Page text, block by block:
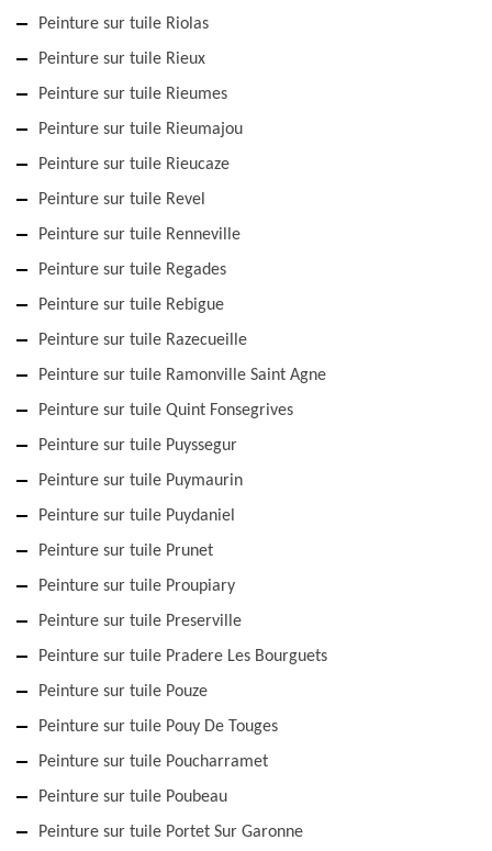
Peinture sur tuile Riolas
Peinture sur tuile Rieux
Peinture sur tuile Rieumes
Peinture sur tuile Rieumajou
Peinture sur tuile Rieucaze
Peinture sur tuile Revel
Peinture sur tuile Renneville
Peinture sur tuile Regades
Peinture sur tuile Rebigue
Peinture sur tuile Razecueille
Peinture sur tuile Ramonville Saint Agne
Peinture sur tuile Quint Fonsegrives
Peinture sur tuile Puyssegur
Peinture sur tuile Puymaurin
Peinture sur tuile Puydaniel
Peinture sur tuile Prunet
Peinture sur tuile Proupiary
Peinture sur tuile Preserville
Peinture sur tuile Pradere Les Bourguets
Peinture sur tuile Pouze
Peinture sur tuile Pouy De Touges
Peinture sur tuile Poucharramet
Peinture sur tuile Poubeau
Peinture sur tuile Portet Sur Garonne